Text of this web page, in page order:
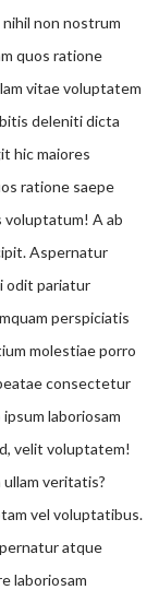
non nostrum
quos ratione
vitae voluptatem
deleniti dicta
hic maiores
ratione saepe
A ab
Aspernatur
odit pariatur
perspiciatis
molestiae porro
consectetur
laboriosam
velit voluptatem!
veritatis?
vel voluptatibus.
atque
laboriosam